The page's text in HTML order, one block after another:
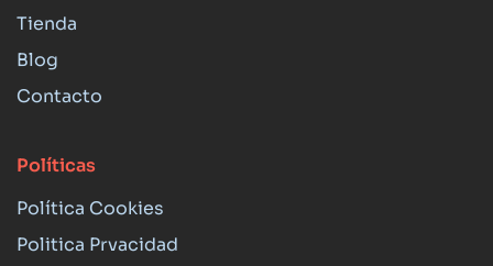
Tienda
Blog
Contacto
Políticas
Política Cookies
Politica Prvacidad